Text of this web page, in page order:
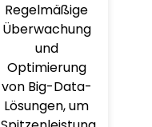
Regelmäßige
Überwachung
und
Optimierung
von Big-Data-
Lösungen, um